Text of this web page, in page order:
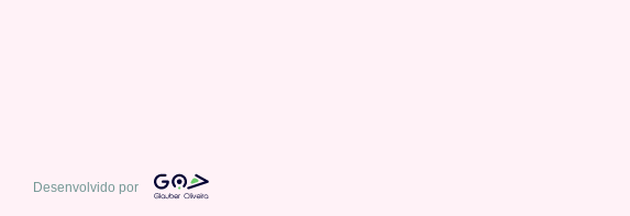
Desenvolvido por